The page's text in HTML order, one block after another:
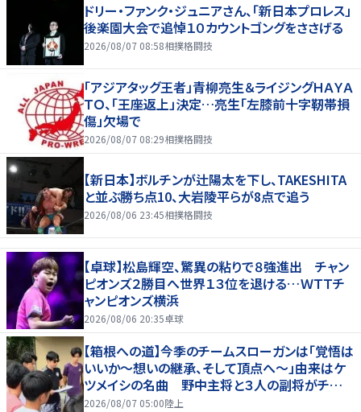
ドリー・ファンク・ジュニアさん、「新日本プロレス」
後楽園大会で追悼１０カウントゴングをささげる
2026/08/07 08:58相撲格闘技
「アジアタッグ王者」青柳亮生＆ライジングＨＡＹＡ
ＴＯ、「王座返上」決定…亮生「左膝前十字靭帯損
傷」欠場で
2026/08/07 08:29相撲格闘技
【新日本】ボルチンが辻陽太を下し、TAKESHITA
と並ぶ勝ち点10、大岩陵平らが8点で追う
2026/08/06 23:45相撲格闘技
【卓球】松島輝空、驚異の粘りで８強進出 チャン
ピオンズ２勝目へ世界１３位を退ける…ＷＴＴチ
ャンピオンズ横浜
2026/08/06 20:35卓球
【箱根への道】今季のチームスローガンは「覚悟は
いいか～想いの継承、そして頂点へ～」由来はケ
ツメイシの名曲 野中主将と３人の副将がチーム
を引っ張る…夏合宿特集第１弾、国学院大
2026/08/07 05:00陸上